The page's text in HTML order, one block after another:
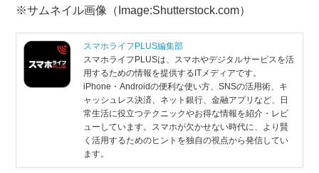
※サムネイル画像（Image:Shutterstock.com）
スマホライフPLUS編集部
スマホライフPLUSは、スマホやデジタルサービスを活
用するための情報を提供するITメディアです。
iPhone・Androidの便利な使い方、SNSの活用術、キ
ャッシュレス決済、ネット銀行、金融アプリなど、日
常生活に役立つテクニックやお得な情報を紹介・レビ
ューしています。スマホが欠かせない時代に、より賢
く活用するためのヒントを独自の視点から発信してい
ます。